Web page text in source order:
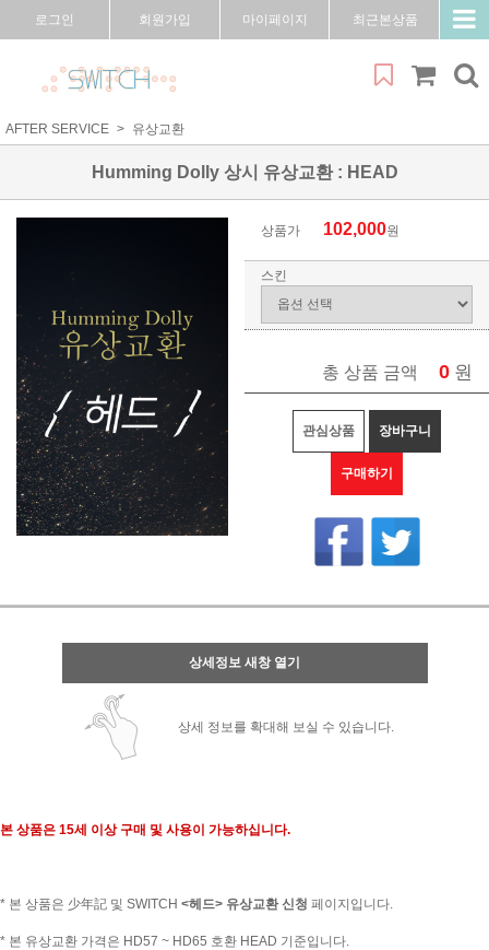
로그인 회원가입 마이페이지 최근본상품
AFTER SERVICE 유상교환
Humming Dolly 상시 유상교환 : HEAD
상품가 102,000원
스킨
총 상품 금액 0 원
관심상품 장바구니
구매하기
상세정보 새창 열기
상세 정보를 확대해 보실 수 있습니다.
본 상품은 15세 이상 구매 및 사용이 가능하십니다.
* 본 상품은 少年記 및 SWITCH <헤드> 유상교환 신청 페이지입니다.
* 본 유상교환 가격은 HD57 ~ HD65 호환 HEAD 기준입니다.